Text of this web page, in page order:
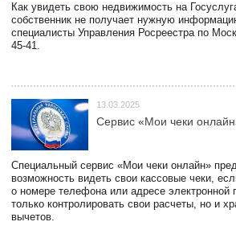
Как увидеть свою недвижимость на
собственник не получает нужную
специалисты Управления Росреестра по
45-41.
13.03.2025
Сервис «Мои чеки
Специальный сервис «Мои чеки онлайн»
возможность видеть свои кассовые чеки,
о номере телефона или адресе
только контролировать свои расчеты, но и
вычетов.